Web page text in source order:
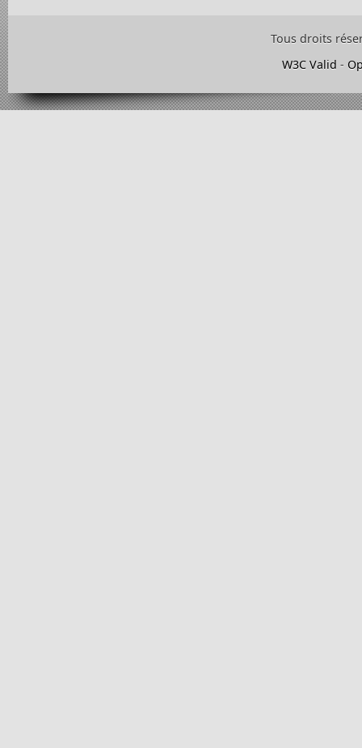
Tous droits
W3C Valid -